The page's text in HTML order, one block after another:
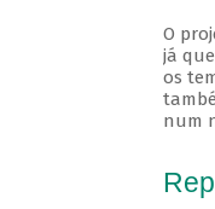
O
já
os
num